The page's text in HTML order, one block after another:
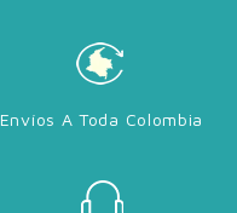
Envíos A Toda Colombia